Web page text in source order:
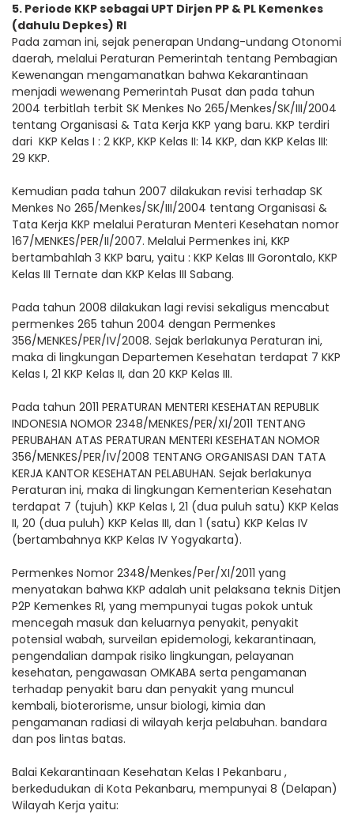
5. Periode KKP sebagai UPT Dirjen PP & PL Kemenkes
(dahulu Depkes) RI
Pada zaman ini, sejak penerapan Undang-undang Otonomi
daerah, melalui Peraturan Pemerintah tentang Pembagian
Kewenangan mengamanatkan bahwa Kekarantinaan
menjadi wewenang Pemerintah Pusat dan pada tahun
2004 terbitlah terbit SK Menkes No 265/Menkes/SK/III/2004
tentang Organisasi & Tata Kerja KKP yang baru. KKP terdiri
dari KKP Kelas I : 2 KKP, KKP Kelas II: 14 KKP, dan KKP Kelas III:
29 KKP.
Kemudian pada tahun 2007 dilakukan revisi terhadap SK
Menkes No 265/Menkes/SK/III/2004 tentang Organisasi &
Tata Kerja KKP melalui Peraturan Menteri Kesehatan nomor
167/MENKES/PER/II/2007. Melalui Permenkes ini, KKP
bertambahlah 3 KKP baru, yaitu : KKP Kelas III Gorontalo, KKP
Kelas III Ternate dan KKP Kelas III Sabang.
Pada tahun 2008 dilakukan lagi revisi sekaligus mencabut
permenkes 265 tahun 2004 dengan Permenkes
356/MENKES/PER/IV/2008. Sejak berlakunya Peraturan ini,
maka di lingkungan Departemen Kesehatan terdapat 7 KKP
Kelas I, 21 KKP Kelas II, dan 20 KKP Kelas III.
Pada tahun 2011 PERATURAN MENTERI KESEHATAN REPUBLIK
INDONESIA NOMOR 2348/MENKES/PER/XI/2011 TENTANG
PERUBAHAN ATAS PERATURAN MENTERI KESEHATAN NOMOR
356/MENKES/PER/IV/2008 TENTANG ORGANISASI DAN TATA
KERJA KANTOR KESEHATAN PELABUHAN. Sejak berlakunya
Peraturan ini, maka di lingkungan Kementerian Kesehatan
terdapat 7 (tujuh) KKP Kelas I, 21 (dua puluh satu) KKP Kelas
II, 20 (dua puluh) KKP Kelas III, dan 1 (satu) KKP Kelas IV
(bertambahnya KKP Kelas IV Yogyakarta).
Permenkes Nomor 2348/Menkes/Per/XI/2011 yang
menyatakan bahwa KKP adalah unit pelaksana teknis Ditjen
P2P Kemenkes RI, yang mempunyai tugas pokok untuk
mencegah masuk dan keluarnya penyakit, penyakit
potensial wabah, surveilan epidemologi, kekarantinaan,
pengendalian dampak risiko lingkungan, pelayanan
kesehatan, pengawasan OMKABA serta pengamanan
terhadap penyakit baru dan penyakit yang muncul
kembali, bioterorisme, unsur biologi, kimia dan
pengamanan radiasi di wilayah kerja pelabuhan. bandara
dan pos lintas batas.
Balai Kekarantinaan Kesehatan Kelas I Pekanbaru ,
berkedudukan di Kota Pekanbaru, mempunyai 8 (Delapan)
Wilayah Kerja yaitu: